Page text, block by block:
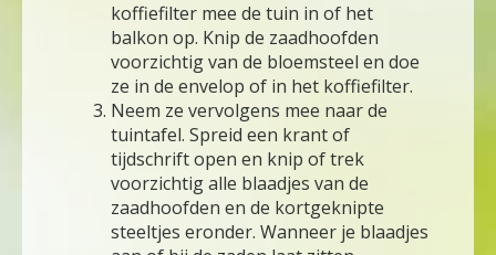
koffiefilter mee de tuin in of het
balkon op. Knip de zaadhoofden
voorzichtig van de bloemsteel en doe
ze in de envelop of in het koffiefilter.
Neem ze vervolgens mee naar de
tuintafel. Spreid een krant of
tijdschrift open en knip of trek
voorzichtig alle blaadjes van de
zaadhoofden en de kortgeknipte
steeltjes eronder. Wanneer je blaadjes